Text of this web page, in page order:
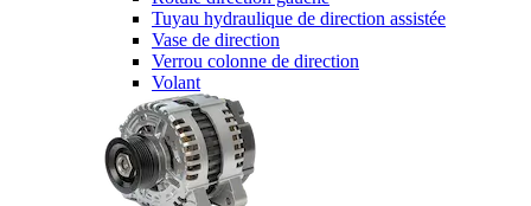
Tuyau hydraulique de direction assistée
Vase de direction
Verrou colonne de direction
Volant